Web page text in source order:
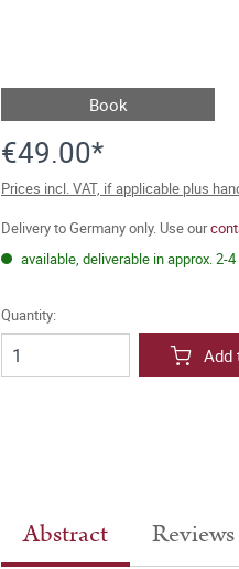
Book
€49.00*
Prices incl. VAT, if applicable plus
Delivery to Germany only. Use our
available, deliverable in approx. 2-
Quantity:
Add
Abstract Reviews